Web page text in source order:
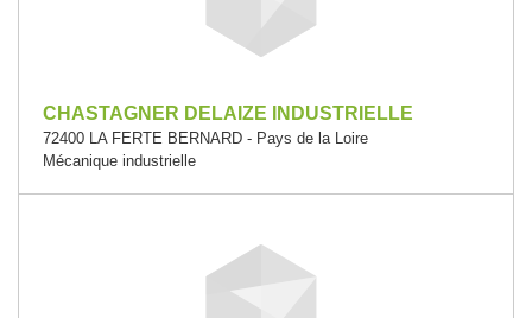
CHASTAGNER DELAIZE INDUSTRIELLE
72400 LA FERTE BERNARD - Pays de la Loire
Mécanique industrielle